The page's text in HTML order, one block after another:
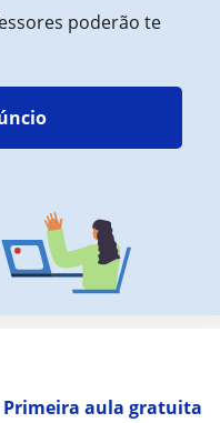
poderão te
Primeira aula gratuita